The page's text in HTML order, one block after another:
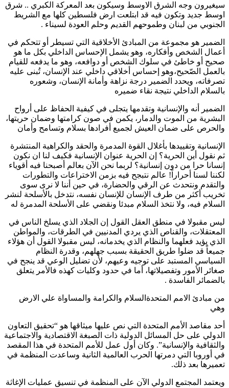
سيغيرون وجه الشرق الاوسط وسيكون بعد المعركة الكبري .. شرق
اوسط جديد وتكون فيه قد ابتلعت ارض فلسطين كلها مع الشريط
الجنوبي من لبنان وطموحهم القديم وحلم العودة لسيناء .
الضمير هو مجموعة من المبادئ الأخلاقية التي تسيطر أو تتحكم في
أعمال الشخص وأفكاره، وهو يشمل الإحساس الداخلي بكل ما هو
صحيح أو خاطئ في سلوك الشخص أو دوافعه، وهو ما يدفعه للقيام
بالعمل الصّحيح،وهو إحساس أخلاقي داخلي عند الإنسان، تُبنى عليه
تصرفاته، ويحدد الضمير درجة نزاهة وأمانة الإنسان، وشعوره
بالسلام الداخلي نتيجة نقاء ضميره
الضمير أنه والإنسانية وتقدمها يتجلى في كيفية الحفاظ على أرواح
البشرية من الموت والدمار، يكمن في صون كرامتها وضمان حريتها،
والحرص على ضمان العيش لجميع أفرادها بسلام وتسامح وأمان
الإنسانية وتقييدها بأغلال القوة المدمرة والحقد والكراهية المنتشرة
ثم نقول أين الحرية؟ إن الحرية عنوان الإنسانية فكيف لنا ان نكون
إنسانا حرا من دون إنسانية؟ لربما نحن الآن بعالم أصبحنا فيه أقوياء
لكننا لسنا أحراراً! عالم نتبجح فيه بزمن الاختراعات والتطورات
والتقدم ونتحدث عن الرقي والحضارة، في حين أننا لا نرى سوى
تخريب أكثر من طرف الإنسان للإنسان نفسه، نتدخل بالأسلحة لنشر
السلام فيه، ولا نتخذ السلام مبدئا ونقضي على الأسلحة المدمرة له
ليس مقبولا في منطق العقل القول إن الجلاد الذي يسلخ الناس في
المعتقلات، والقناص الذي يردي المدنيين في الطرقات، والمواطن
الذي يؤيد فعلهما والنظام الذي يخدمانه، ليس مقبولا القول أن هؤلاء
جميعاً قد ضلوا طريق الحقيقة بسبب جهلهم، وقدرة النظام
السياسي المستبد على توجيه وعيهم، لأن تضليل الوعي قد ينجح في
صغائر الأمور وتفصيلاتها، أما في حدود وكليات كهذه فالأمر يتعلق
بالضمائر الفاسدة .
من مبادئ الامم المتحدةالسلام والكرامة والمساواة علي الارض
وهي
أحد مقاصد الأمم المتحدة التي نص عليها ميثاقها هو “تحقيق التعاون
الدولي على حل المسائل الدولية ذات الصبغة الاقتصادية والاجتماعية
والثقافية والإنسانية”. وكان أول عمل للأمم المتحدة في هذا المقصد
في أوروبا التي دمرتها الحرب العالمية الثانية وساعدت المنظمة في
تعميرها بعد ذلك.
ويعتمد المجتمع الدولي الآن على المنظمة في تنسيق عمليات الإغاثة